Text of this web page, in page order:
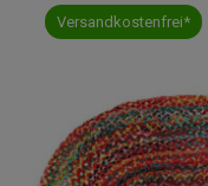
Versandkostenfrei*